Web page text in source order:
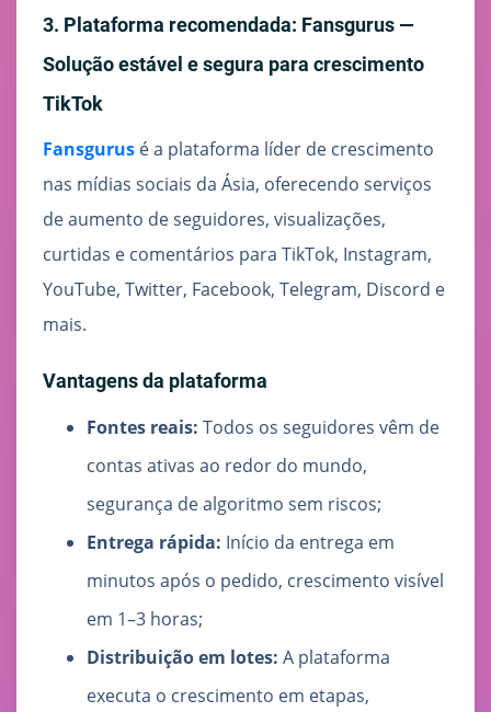
3. Plataforma recomendada: Fansgurus —
Solução estável e segura para crescimento
TikTok
Fansgurus é a plataforma líder de crescimento
nas mídias sociais da Ásia, oferecendo serviços
de aumento de seguidores, visualizações,
curtidas e comentários para TikTok, Instagram,
YouTube, Twitter, Facebook, Telegram, Discord e
mais.
Vantagens da plataforma
Fontes reais: Todos os seguidores vêm de
contas ativas ao redor do mundo,
segurança de algoritmo sem riscos;
Entrega rápida: Início da entrega em
minutos após o pedido, crescimento visível
em 1–3 horas;
Distribuição em lotes: A plataforma
executa o crescimento em etapas,